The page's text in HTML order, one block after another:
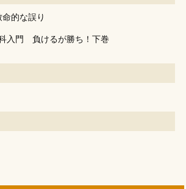
命的な誤り
入門 負けるが勝ち！下巻